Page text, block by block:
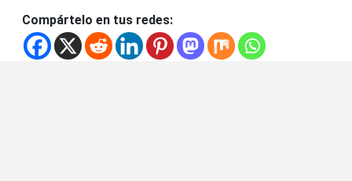
Compártelo en tus redes: